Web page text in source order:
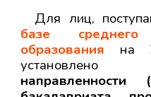
Для лиц,
базе среднего
образования
на
установлен
направленности